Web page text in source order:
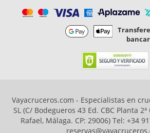
Vayacruceros.com - Especialistas en
SL (C/ Bodegueros 43 Ed. CBC Planta
Rafael, Málaga. CP: 29006) Tel: +34